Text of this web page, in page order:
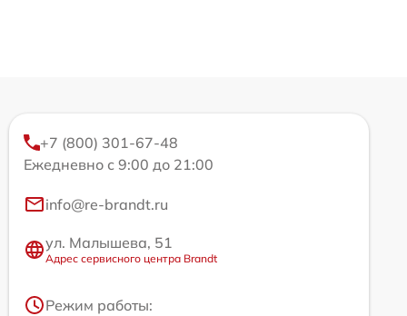
+7 (800) 301-67-48
Ежедневно с 9:00 до 21:00
info@re-brandt.ru
ул. Малышева, 51
Адрес сервисного центра Brandt
Режим работы: